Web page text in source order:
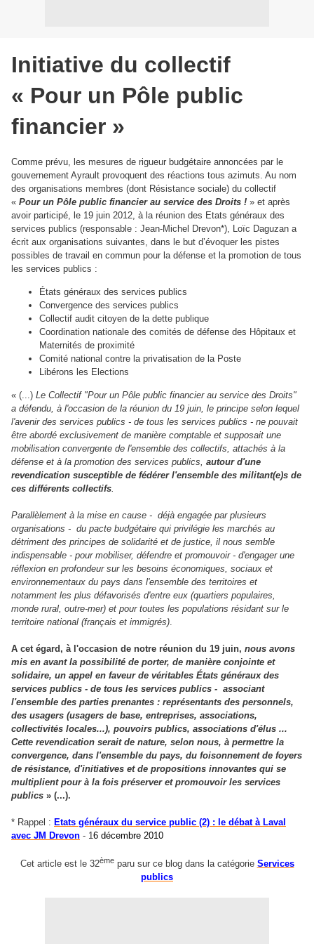
Initiative du collectif
« Pour un Pôle public
financier »
Comme prévu, les mesures de rigueur budgétaire annoncées par le
gouvernement Ayrault provoquent des réactions tous azimuts. Au nom
des organisations membres (dont Résistance sociale) du collectif
« Pour un Pôle public financier au service des Droits ! » et après
avoir participé, le 19 juin 2012, à la réunion des Etats généraux des
services publics (responsable : Jean-Michel Drevon*), Loïc Daguzan a
écrit aux organisations suivantes, dans le but d’évoquer les pistes
possibles de travail en commun pour la défense et la promotion de tous
les services publics :
États généraux des services publics
Convergence des services publics
Collectif audit citoyen de la dette publique
Coordination nationale des comités de défense des Hôpitaux et
Maternités de proximité
Comité national contre la privatisation de la Poste
Libérons les Elections
« (...) Le Collectif "Pour un Pôle public financier au service des Droits"
a défendu, à l'occasion de la réunion du 19 juin, le principe selon lequel
l'avenir des services publics - de tous les services publics - ne pouvait
être abordé exclusivement de manière comptable et supposait une
mobilisation convergente de l'ensemble des collectifs, attachés à la
défense et à la promotion des services publics, autour d'une
revendication susceptible de fédérer l'ensemble des militant(e)s de
ces différents collectifs.
Parallèlement à la mise en cause - déjà engagée par plusieurs
organisations - du pacte budgétaire qui privilégie les marchés au
détriment des principes de solidarité et de justice, il nous semble
indispensable - pour mobiliser, défendre et promouvoir - d'engager une
réflexion en profondeur sur les besoins économiques, sociaux et
environnementaux du pays dans l'ensemble des territoires et
notamment les plus défavorisés d'entre eux (quartiers populaires,
monde rural, outre-mer) et pour toutes les populations résidant sur le
territoire national (français et immigrés).
A cet égard, à l'occasion de notre réunion du 19 juin, nous avons
mis en avant la possibilité de porter, de manière conjointe et
solidaire, un appel en faveur de véritables États généraux des
services publics - de tous les services publics - associant
l'ensemble des parties prenantes : représentants des personnels,
des usagers (usagers de base, entreprises, associations,
collectivités locales...), pouvoirs publics, associations d'élus ...
Cette revendication serait de nature, selon nous, à permettre la
convergence, dans l'ensemble du pays, du foisonnement de foyers
de résistance, d'initiatives et de propositions innovantes qui se
multiplient pour à la fois préserver et promouvoir les services
publics » (...).
* Rappel : Etats généraux du service public (2) : le débat à Laval
avec JM Drevon - 16 décembre 2010
Cet article est le 32èmeparu sur ce blog dans la catégorie Services
publics